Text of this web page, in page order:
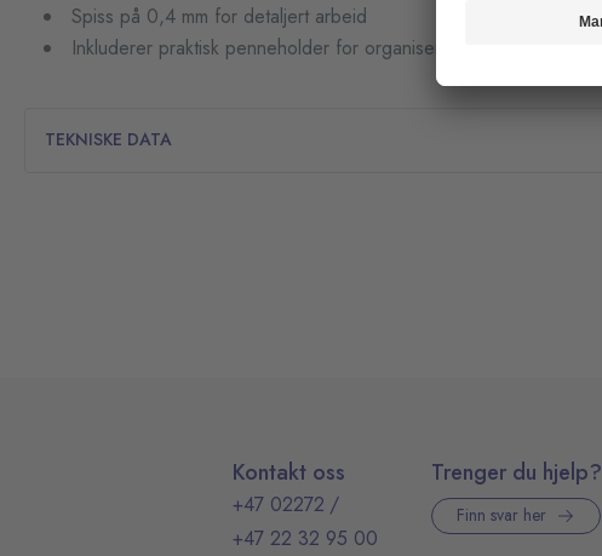
Spiss på 0,4 mm for detaljert arbeid
Inkluderer praktisk penneholder for organisering
TEKNISKE DATA
Kontakt oss
+47 02272 /
+47 22 32 95 00
Trenger du hjelp?
Finn svar her